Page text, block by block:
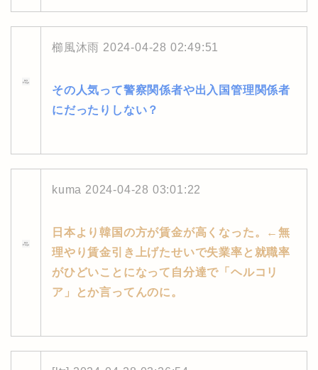
櫛風沐雨 2024-04-28 02:49:51
その人気って警察関係者や出入国管理関係者
にだったりしない？
kuma 2024-04-28 03:01:22
日本より韓国の方が賃金が高くなった。←無
理やり賃金引き上げたせいで失業率と就職率
がひどいことになって自分達で「ヘルコリ
ア」とか言ってんのに。